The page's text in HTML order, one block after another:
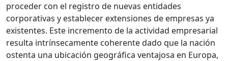
proceder con el registro de nuevas entidades
corporativas y establecer extensiones de empresas ya
existentes. Este incremento de la actividad empresarial
resulta intrínsecamente coherente dado que la nación
ostenta una ubicación geográfica ventajosa en Europa,